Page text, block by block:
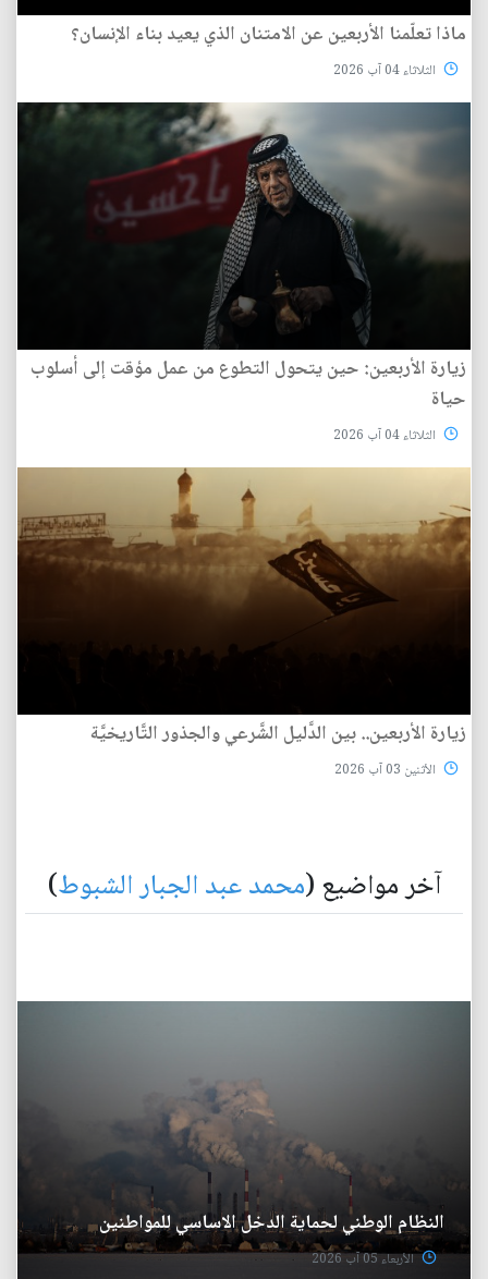
ماذا تعلّمنا الأربعين عن الامتنان الذي يعيد بناء الإنسان؟
الثلاثاء 04 آب 2026
زيارة الأربعين: حين يتحول التطوع من عمل مؤقت إلى أسلوب
حياة
الثلاثاء 04 آب 2026
زيارة الأربعين.. بين الدَّليل الشَّرعي والجذور التَّاريخيَّة
الأثنين 03 آب 2026
آخر مواضيع (محمد عبد الجبار الشبوط)
النظام الوطني لحماية الدخل الاساسي للمواطنين
الأربعاء 05 آب 2026